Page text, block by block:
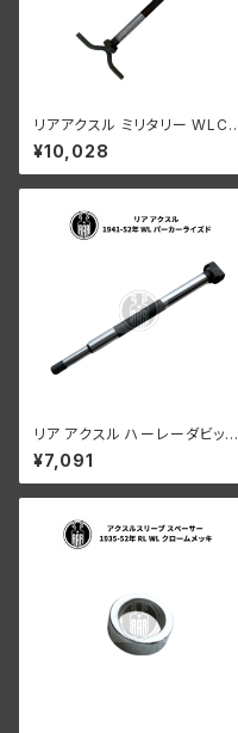
リアアクスル ミリタリー WLC
ハンドル付き
¥10,028
リア アクスル ハーレーダビッド
ソン 1941-52年 WL パーカー
ライズド
¥7,091